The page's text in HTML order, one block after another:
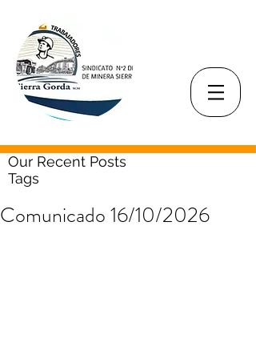
Our Recent Posts
Tags
Comunicado 16/10/2026